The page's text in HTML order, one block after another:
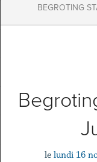
BEGROTING
le lundi 16